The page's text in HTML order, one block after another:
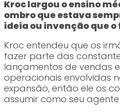
Kroc largou o ensino
ombro que estava
ideia ou invenção que
Kroc entendeu que os
fazer parte das
lançamentos de vendas
operacionais envolvidas
expansão, então ele os
assumir como seu